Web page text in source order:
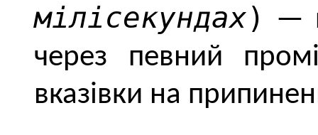
мілісекундах)
—
через певний
вказівки на